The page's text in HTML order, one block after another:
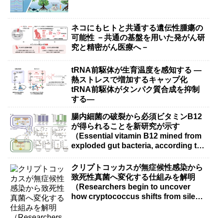
ネコにもヒトと共通する遺伝性腫瘍の
可能性 －共通の基盤を用いた発がん研
究と精密がん医療へ－
tRNA前駆体が生育温度を感知する ―
熱ストレスで増加するキャップ化
tRNA前駆体がタンパク質合成を抑制
する―
腸内細菌の破裂から必須ビタミンB12
が得られることを新研究が示す
（Essential vitamin B12 mined from
exploded gut bacteria, according to
クリプトコッカスが無症候性感染から
致死性真菌へ変化する仕組みを解明
（Researchers begin to uncover
how cryptococcus shifts from silent